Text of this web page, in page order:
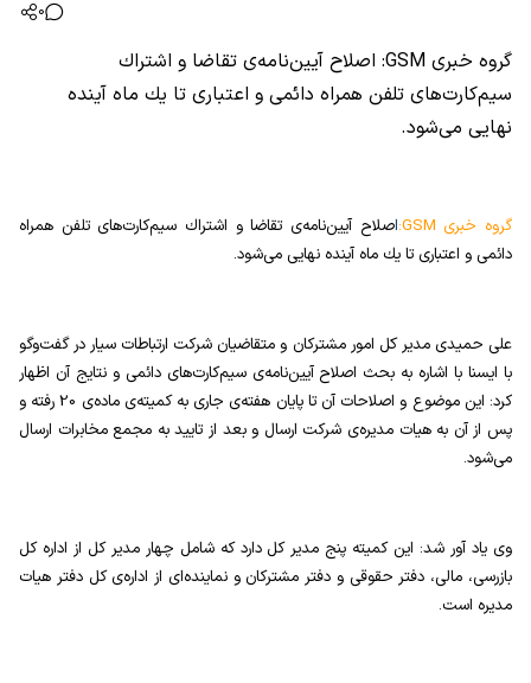
0
گروه خبری GSM: اصلاح آیین‌نامه‌ی تقاضا و اشتراك
سیم‌كارت‌های تلفن همراه دائمی و اعتباری تا یك ماه آینده
نهایی می‌شود.
گروه خبری :GSMاصلاح آیین‌نامه‌ی تقاضا و اشتراك سیم‌كارت‌های تلفن همراه
دائمی و اعتباری تا یك ماه آینده نهایی می‌شود.
علی حمیدی مدیر کل امور مشترکان و متقاضیان شرکت ارتباطات سیار در گفت‌وگو
با ایسنا با اشاره به بحث اصلاح آیین‌نامه‌ی سیم‌كارت‌های دائمی و نتایج آن اظهار
كرد: این موضوع و اصلاحات آن تا پایان هفته‌ی جاری به كمیته‌ی ماده‌ی 20 رفته و
پس از آن به هیات مدیره‌ی شركت ارسال و بعد از تایید به مجمع مخابرات ارسال
می‌شود.
وی یاد آور شد: این كمیته پنج مدیر كل دارد كه شامل چهار مدیر كل از اداره كل
بازرسی، مالی، دفتر حقوقی و دفتر مشتركان و نماینده‌ای از اداره‌ی كل دفتر هیات
مدیره است.